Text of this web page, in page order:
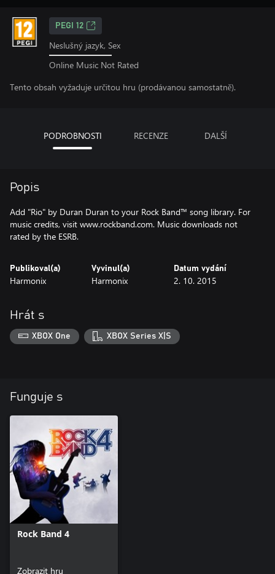
PEGI 12
Neslušný jazyk, Sex
Online Music Not Rated
Tento obsah vyžaduje určitou hru (prodávanou samostatně).
PODROBNOSTI RECENZE DALŠÍ
Popis
Add "Rio" by Duran Duran to your Rock Band™ song library. For
music credits, visit www.rockband.com. Music downloads not
rated by the ESRB.
Publikoval(a)
Harmonix
Vyvinul(a)
Harmonix
Datum vydání
2. 10. 2015
Hrát s
XBOX One XBOX Series X|S
Funguje s
Rock Band 4
Zobrazit hru